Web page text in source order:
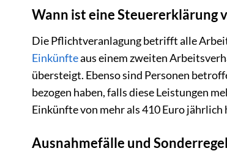
Wann ist eine Steuererklärung
Die Pflichtveranlagung betrifft alle
Einkünfteaus einem zweiten
übersteigt. Ebenso sind Personen
bezogen haben, falls diese Leistungen
Einkünfte von mehr als 410 Euro
Ausnahmefälle und